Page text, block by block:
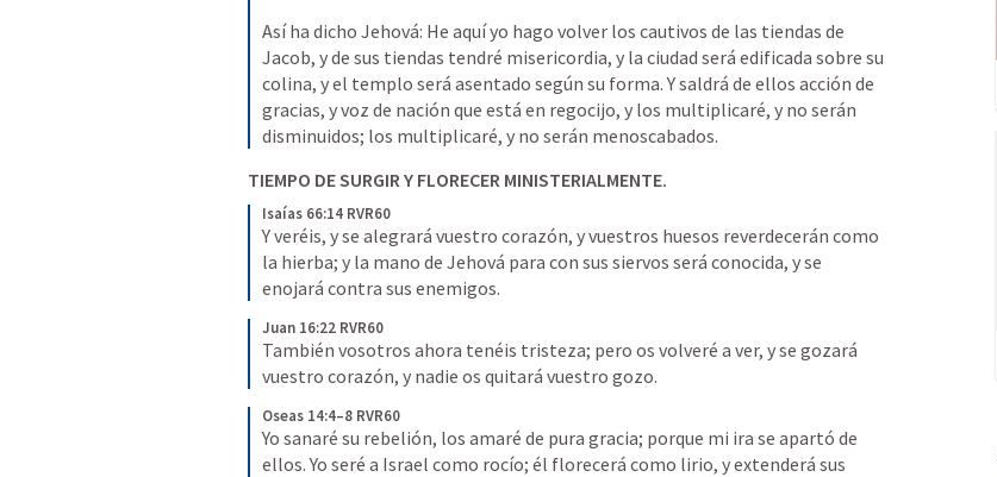
Así ha dicho Jehová: He aquí yo hago volver los cautivos de las tiendas de
Jacob, y de sus tiendas tendré misericordia, y la ciudad será edificada sobre su
colina, y el templo será asentado según su forma. Y saldrá de ellos acción de
gracias, y voz de nación que está en regocijo, y los multiplicaré, y no serán
disminuidos; los multiplicaré, y no serán menoscabados.
TIEMPO DE SURGIR Y FLORECER MINISTERIALMENTE.
Isaías 66:14 RVR60
Y veréis, y se alegrará vuestro corazón, y vuestros huesos reverdecerán como
la hierba; y la mano de Jehová para con sus siervos será conocida, y se
enojará contra sus enemigos.
Juan 16:22 RVR60
También vosotros ahora tenéis tristeza; pero os volveré a ver, y se gozará
vuestro corazón, y nadie os quitará vuestro gozo.
Oseas 14:4–8 RVR60
Yo sanaré su rebelión, los amaré de pura gracia; porque mi ira se apartó de
ellos. Yo seré a Israel como rocío; él florecerá como lirio, y extenderá sus